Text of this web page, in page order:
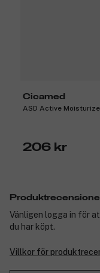
Cicamed
ASD Active
206 kr
Vänligen logga in för
du har köpt.
Villkor för